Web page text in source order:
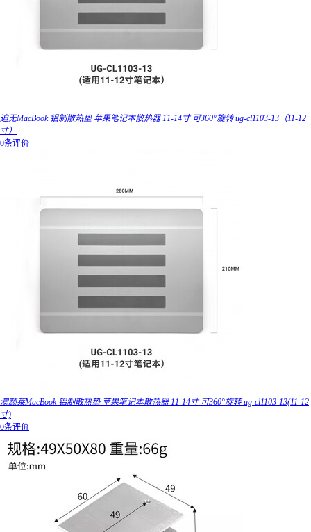
迫无MacBook 铝制散热垫 苹果笔记本散热器 11-14寸 可360°旋转 ug-cl1103-13（11-12
寸）
0条评价
澳颜莱MacBook 铝制散热垫 苹果笔记本散热器 11-14寸 可360°旋转 ug-cl1103-13(11-12
寸)
0条评价